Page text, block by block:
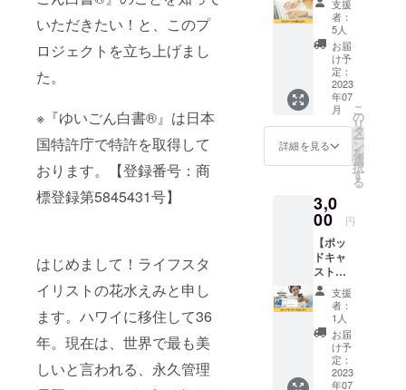
いただきたい！と、このプ
ロジェクトを立ち上げまし
た。
※『ゆいごん白書®』は日本
国特許庁で特許を取得して
おります。【登録番号：商
標登録第5845431号】
はじめまして！ライフスタ
イリストの花水えみと申し
ます。ハワイに移住して36
年。現在は、世界で最も美
しいと言われる、永久管理
ジコン リ・
チャレンジ
選考会で最
「理事長
賞」受賞。
6種類の年代
別『ゆいご
診断」100～
社長版『ゆ
いごん白書
®』、お寺版
『ゆいごん
白書®』、終
活度チェッ
ク60～デジ
タル版『ゆ
ジェク
トをた
だただ
応援し
たい人
向けの
リター
ンで
す。 ゆ
いごん
白書®️の
公認講
水えみ
より熱
いお礼
のメー
ルをお
送りし
ます。
なお、
支援時
に上乗
せ支援
が可能
です。
支援
者：
5人
お届
け予
定：
2023
年07
月
詳細を見る
こ
の
リ
タ
ー
ン
を
選
択
す
る
3,0
00 円
【ポッ
ドキャ
ストス
ポン
サー】
花水え
みがハ
ワイ・
カイル
アから
支援
者：
1人
お届
け予
定：
2023
年07